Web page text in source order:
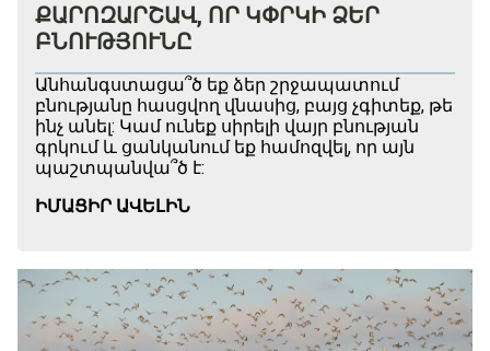
ՔԱՐՈԶԱՐՇԱՎ, ՈՐ ԿՓՐԿԻ ՁԵՐ
ԲՆՈՒԹՅՈՒՆԸ
Անհանգստացա՞ծ եք ձեր շրջապատում
բնությանը հասցվող վնասից, բայց չգիտեք, թե
ինչ անել: Կամ ունեք սիրելի վայր բնության
գրկում և ցանկանում եք համոզվել, որ այն
պաշտպանվա՞ծ է:
ԻՄԱՑԻՐ ԱՎԵԼԻՆ